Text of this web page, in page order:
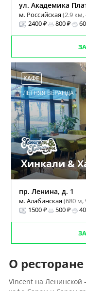
ул. Академика
м. Российская(2.9
2400 ₽
800 ₽
КАФЕ
ЛЕТНЯЯ ВЕРАНДА
Хинкали &
пр. Ленина, д. 1
м. Алабинская(680 м,
1500 ₽
500 ₽
О ресторане
Vincent на Ленинской